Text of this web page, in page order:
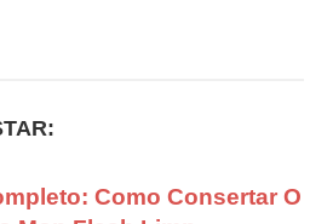
Como Consertar O